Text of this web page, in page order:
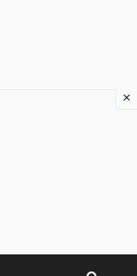
×